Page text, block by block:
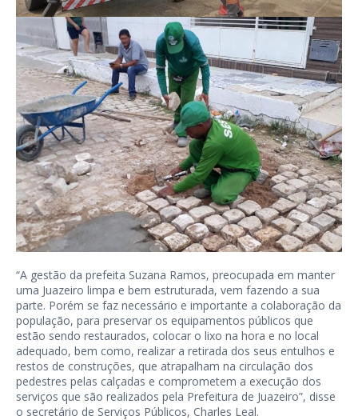
“A gestão da prefeita Suzana Ramos, preocupada em manter
uma Juazeiro limpa e bem estruturada, vem fazendo a sua
parte. Porém se faz necessário e importante a colaboração da
população, para preservar os equipamentos públicos que
estão sendo restaurados, colocar o lixo na hora e no local
adequado, bem como, realizar a retirada dos seus entulhos e
restos de construções, que atrapalham na circulação dos
pedestres pelas calçadas e comprometem a execução dos
serviços que são realizados pela Prefeitura de Juazeiro”, disse
o secretário de Serviços Públicos, Charles Leal.